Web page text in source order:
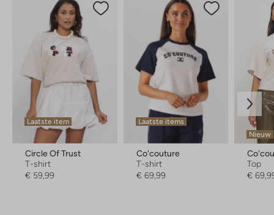
Laatste item
Circle Of Trust
T-shirt
€ 59,99
Laatste items
Co'couture
T-shirt
€ 69,99
Nieuw
Top
€